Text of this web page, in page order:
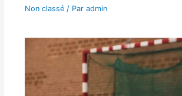
Non classé/ Par admin